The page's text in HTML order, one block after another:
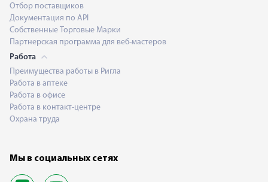
Отбор поставщиков
Документация по API
Собственные Торговые Марки
Партнерская программа для веб-мастеров
Работа
Преимущества работы в Ригла
Работа в аптеке
Работа в офисе
Работа в контакт-центре
Охрана труда
Мы в социальных сетях